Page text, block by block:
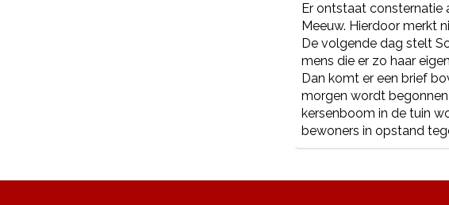
Er ontstaat consternatie
Meeuw. Hierdoor merkt
De volgende dag stelt
mens die er zo haar
Dan komt er een brief
morgen wordt
kersenboom in de tuin
bewoners in opstand